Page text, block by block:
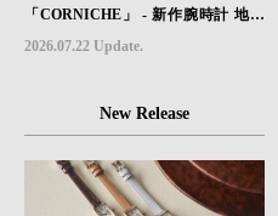
「CORNICHE」 - 新作腕時計 地中
海の夏を映す、爽やかなブルーダイ
2026.07.22 Update.
New Release